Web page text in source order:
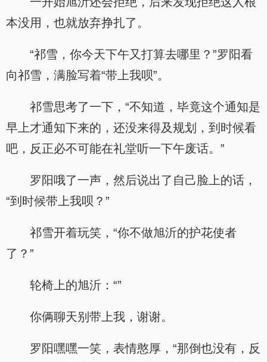
本没用，也就放弃挣扎了。
“祁雪，你今天下午又打算去哪里？”罗阳看
向祁雪，满脸写着“带上我呗”。
祁雪思考了一下，“不知道，毕竟这个通知是
早上才通知下来的，还没来得及规划，到时候看
吧，反正必不可能在礼堂听一下午废话。”
罗阳哦了一声，然后说出了自己脸上的话，
“到时候带上我呗？”
祁雪开着玩笑，“你不做旭沂的护花使者
了？”
轮椅上的旭沂：“”
你俩聊天别带上我，谢谢。
罗阳嘿嘿一笑，表情憨厚，“那倒也没有，反